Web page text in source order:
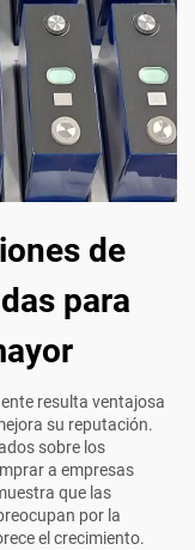
de
para
resulta ventajosa
su reputación.
sobre los
a empresas
que las
por la
el crecimiento.